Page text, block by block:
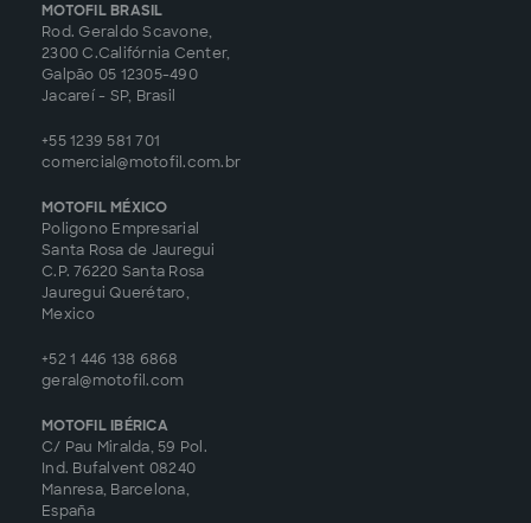
MOTOFIL BRASIL
Rod. Geraldo Scavone,
2300 C.Califórnia Center,
Galpão 05 12305-490
Jacareí - SP, Brasil
+55 1239 581 701
comercial@motofil.com.br
MOTOFIL MÉXICO
Poligono Empresarial
Santa Rosa de Jauregui
C.P. 76220 Santa Rosa
Jauregui Querétaro,
Mexico
+52 1 446 138 6868
geral@motofil.com
MOTOFIL IBÉRICA
C/ Pau Miralda, 59 Pol.
Ind. Bufalvent 08240
Manresa, Barcelona,
España